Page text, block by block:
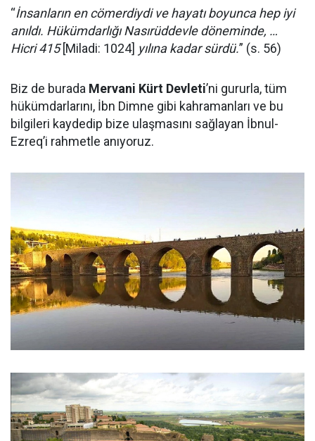
“İnsanların en cömerdiydi ve hayatı boyunca hep iyi
anıldı. Hükümdarlığı Nasırüddevle döneminde, …
Hicri 415[Miladi: 1024] yılına kadar sürdü.” (s. 56)
Biz de burada Mervani Kürt Devleti’ni gururla, tüm
hükümdarlarını, İbn Dimne gibi kahramanları ve bu
bilgileri kaydedip bize ulaşmasını sağlayan İbnul-
Ezreq’i rahmetle anıyoruz.